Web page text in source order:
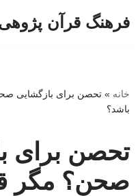
فرهنگ قرآن
خانه » تحصن برای بازگشایی
باشد؟
تحصن برای
صحن؟ مگر